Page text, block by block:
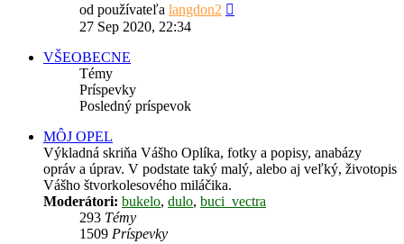
od používateľa langdon2
27 Sep 2020, 22:34
VŠEOBECNE
Témy
Príspevky
Posledný príspevok
MÔJ OPEL
Výkladná skriňa Vášho Oplíka, fotky a popisy, anabázy
opráv a úprav. V podstate taký malý, alebo aj veľký, životopis
Vášho štvorkolesového miláčika.
Moderátori: bukelo, dulo, buci_vectra
293 Témy
1509 Príspevky